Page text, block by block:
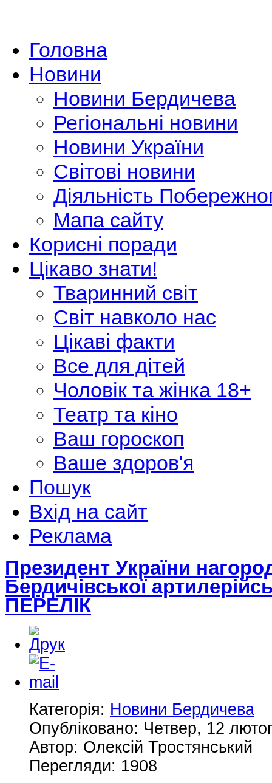
Головна
Новини
Новини Бердичева
Регіональні новини
Новини України
Світові новини
Діяльність
Мапа сайту
Корисні поради
Цікаво знати!
Тваринний світ
Світ навколо нас
Цікаві факти
Все для дітей
Чоловік та жінка 18+
Театр та кіно
Ваш гороскоп
Ваше здоров'я
Пошук
Вхід на сайт
Реклама
Президент України
Бердичівської
ПЕРЕЛІК
Категорія: Новини Бердичева
Опубліковано: Четвер, 12
Автор: Олексій Тростянський
Перегляди: 1908